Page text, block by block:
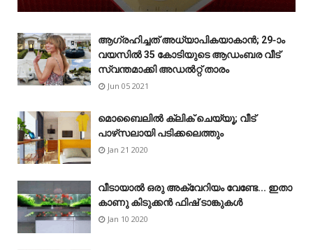
ആഗ്രഹിച്ചത് അധ്യാപികയാകാൻ; 29-ാം
വയസിൽ 35 കോടിയുടെ ആഡംബര വീട്
സ്വന്തമാക്കി അഡൽറ്റ് താരം
Jun 05 2021
മൊബൈലിൽ ക്ലിക് ചെയ്യൂ; വീട്
പാഴ്‌സലായി പടിക്കലെത്തും
Jan 21 2020
വീടായാൽ ഒരു അക്വേറിയം വേണ്ടേ... ഇതാ
കാണു കിടുക്കൻ ഫിഷ് ടാങ്കുകൾ
Jan 10 2020